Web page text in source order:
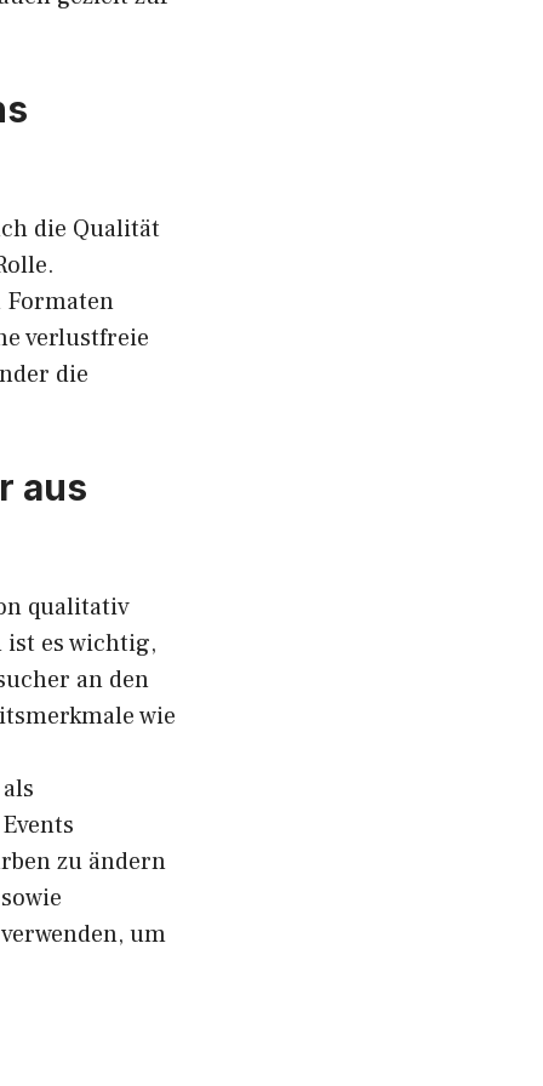
die Qualität
Formaten
verlustfreie
die
aus
qualitativ
ist es wichtig,
an den
wie
zu ändern
um